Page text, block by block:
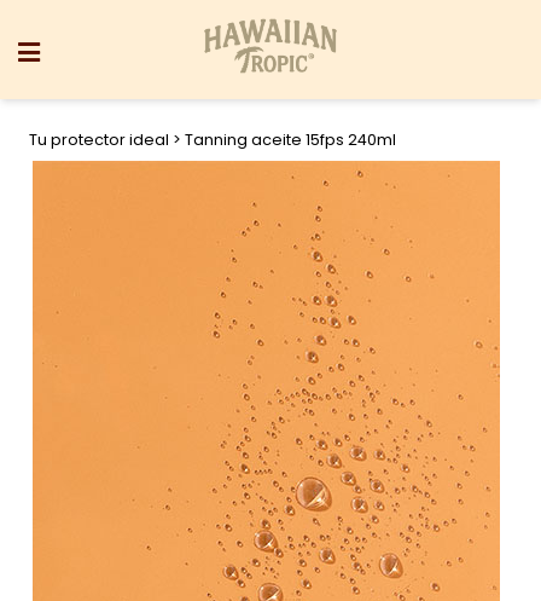
Tu protector ideal > Tanning aceite 15fps 240ml